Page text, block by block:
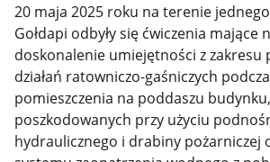
20 maja 2025 roku na terenie
Gołdapi odbyły się ćwiczenia mające
doskonalenie umiejętności z zakresu
działań ratowniczo-gaśniczych
pomieszczenia na poddaszu
poszkodowanych przy użyciu
hydraulicznego i drabiny pożarniczej